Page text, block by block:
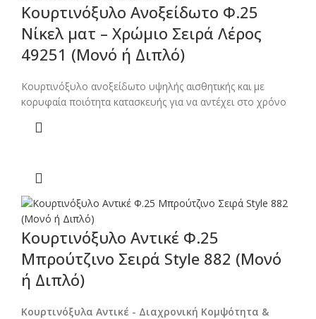
Κουρτινόξυλο Ανοξείδωτο Φ.25
Νίκελ ματ – Χρώμιο Σειρά Λέρος
49251 (Μονό ή Διπλό)
Κουρτινόξυλο ανοξείδωτο υψηλής αισθητικής και με
κορυφαία ποιότητα κατασκευής για να αντέχει στο χρόνο
Κουρτινόξυλο Αντικέ Φ.25
Μπρούτζινο Σειρά Style 882 (Μονό
ή Διπλό)
Κουρτινόξυλα Αντικέ - Διαχρονική Κομψότητα &